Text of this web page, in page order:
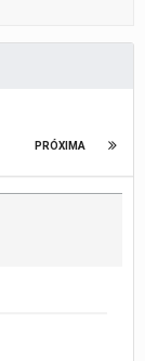
PRÓXIMA